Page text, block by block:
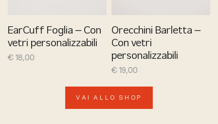
EarCuff Foglia – Con
vetri personalizzabili
€ 18,00
Orecchini Barletta –
Con vetri
personalizzabili
€ 19,00
VAI ALLO SHOP